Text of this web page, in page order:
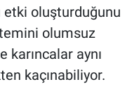
etki oluşturduğunu
olumsuz
aynı
kaçınabiliyor.